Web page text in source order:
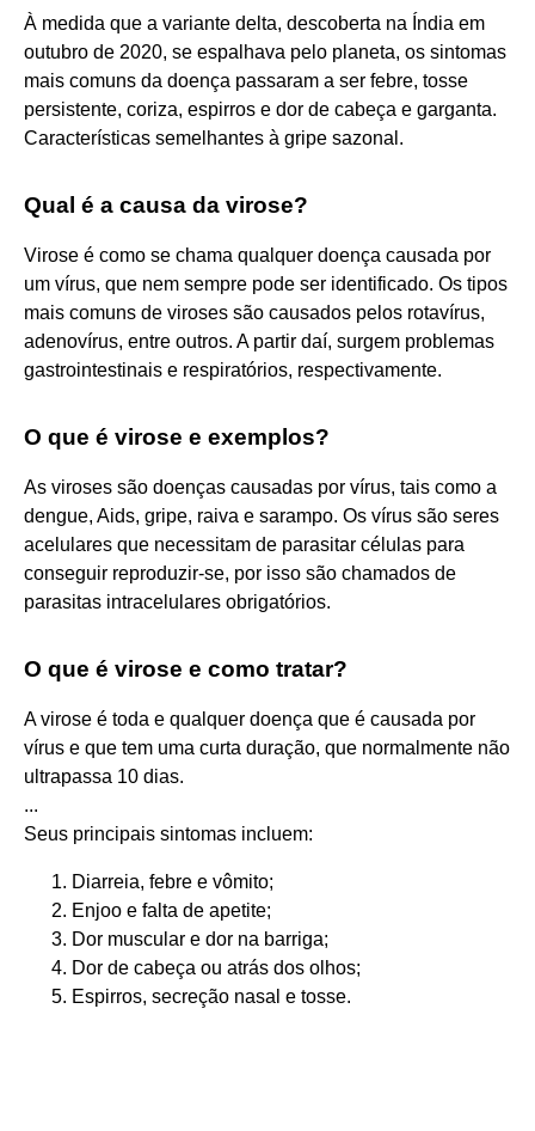
À medida que a variante delta, descoberta na Índia em
outubro de 2020, se espalhava pelo planeta, os sintomas
mais comuns da doença passaram a ser febre, tosse
persistente, coriza, espirros e dor de cabeça e garganta.
Características semelhantes à gripe sazonal.
Qual é a causa da virose?
Virose é como se chama qualquer doença causada por
um vírus, que nem sempre pode ser identificado. Os tipos
mais comuns de viroses são causados pelos rotavírus,
adenovírus, entre outros. A partir daí, surgem problemas
gastrointestinais e respiratórios, respectivamente.
O que é virose e exemplos?
As viroses são doenças causadas por vírus, tais como a
dengue, Aids, gripe, raiva e sarampo. Os vírus são seres
acelulares que necessitam de parasitar células para
conseguir reproduzir-se, por isso são chamados de
parasitas intracelulares obrigatórios.
O que é virose e como tratar?
A virose é toda e qualquer doença que é causada por
vírus e que tem uma curta duração, que normalmente não
ultrapassa 10 dias.
...
Seus principais sintomas incluem:
Diarreia, febre e vômito;
Enjoo e falta de apetite;
Dor muscular e dor na barriga;
Dor de cabeça ou atrás dos olhos;
Espirros, secreção nasal e tosse.